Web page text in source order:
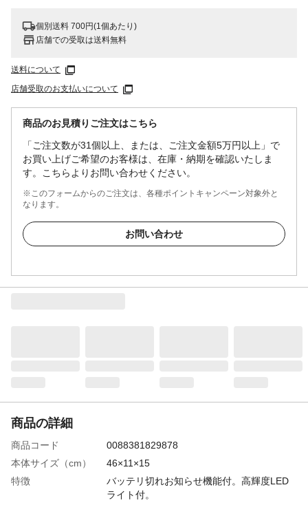
個別送料 700円(1個あたり)
店舗での受取は送料無料
送料について
店舗受取のお支払いについて
商品のお見積りご注文はこちら
「ご注文数が31個以上、または、ご注文金額5万円以上」で
お買い上げご希望のお客様は、在庫・納期を確認いたしま
す。こちらよりお問い合わせください。
※このフォームからのご注文は、各種ポイントキャンペーン対象外と
なります。
お問い合わせ
商品の詳細
商品コード
0088381829878
本体サイズ（cm）
46×11×15
特徴
バッテリ切れお知らせ機能付。高輝度LED
ライト付。